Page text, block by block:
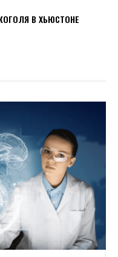
В ХЬЮСТОНЕ